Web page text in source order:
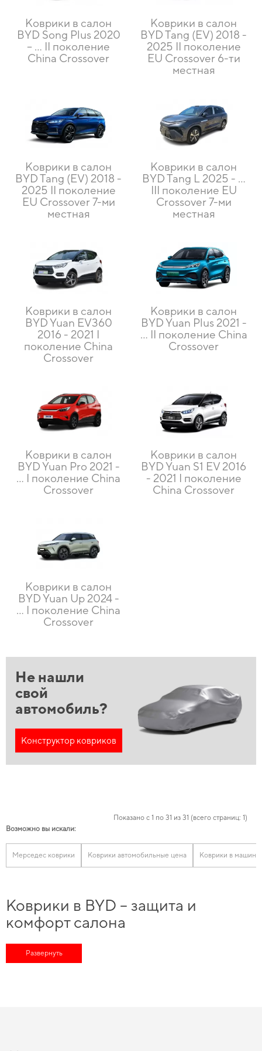
Коврики в салон
BYD Song Plus 2020
– … II поколение
China Crossover
Коврики в салон
BYD Tang (EV) 2018 -
2025 II поколение
EU Crossover 6-ти
местная
Коврики в салон
BYD Tang (EV) 2018 -
2025 II поколение
EU Crossover 7-ми
местная
Коврики в салон
BYD Tang L 2025 - ...
III поколение EU
Crossover 7-ми
местная
Коврики в салон
BYD Yuan EV360
2016 - 2021 I
поколение China
Crossover
Коврики в салон
BYD Yuan Plus 2021 -
… II поколение China
Crossover
Коврики в салон
BYD Yuan Pro 2021 -
… I поколение China
Crossover
Коврики в салон
BYD Yuan S1 EV 2016
- 2021 I поколение
China Crossover
Коврики в салон
BYD Yuan Up 2024 -
… I поколение China
Crossover
Не нашли
свой
автомобиль?
Конструктор ковриков
Показано с 1 по 31 из 31 (всего страниц: 1)
Возможно вы искали:
Мерседес коврики Коврики автомобильные цена Коврики в
Коврики в BYD – защита и
комфорт салона
технологичность, экологичность и комфорт повседневной эксплуатации.
Поэтому коврики в BYD перестают быть второстепенным аксессуаром и
Развернуть